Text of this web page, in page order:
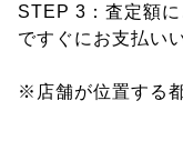
STEP 3：査定額
ですぐにお支払い
※店舗が位置する